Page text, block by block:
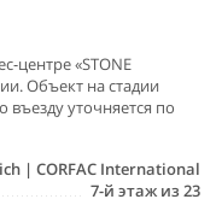
центре «STONE
Объект на стадии
въезду уточняется по
| CORFAC International
7-й этаж из 23